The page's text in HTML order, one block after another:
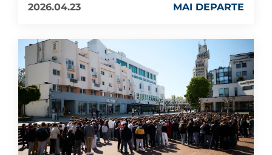
2026.04.23
MAI DEPARTE